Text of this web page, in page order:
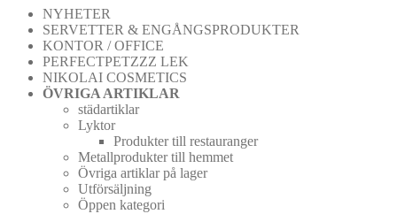
NYHETER
SERVETTER & ENGÅNGSPRODUKTER
KONTOR / OFFICE
PERFECTPETZZZ LEK
NIKOLAI COSMETICS
ÖVRIGA ARTIKLAR
städartiklar
Lyktor
Produkter till restauranger
Metallprodukter till hemmet
Övriga artiklar på lager
Utförsäljning
Öppen kategori